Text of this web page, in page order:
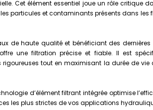
Cet élément essentiel joue un rôle critique
particules et contaminants présents dans les
de haute qualité et bénéficiant des
une filtration précise et fiable. Il est
rigoureuses tout en maximisant la durée de
d’élément filtrant intégrée optimise
les plus strictes de vos applications